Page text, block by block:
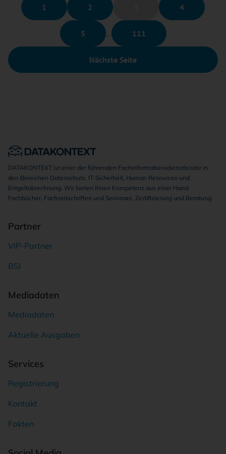
1 2 4
5 … 111
Nächste Seite
DATAKONTEXT ist einer der führenden Fachinformationsdienstleister in
den Bereichen Datenschutz, IT-Sicherheit, Human Resources und
Entgeltabrechnung. Wir bieten Ihnen Kompetenz aus einer Hand:
Fachbücher, Fachzeitschriften und Seminare, Zertifizierung und Beratung.
Partner
VIP-Partner
BSI
Mediadaten
Mediadaten
Aktuelle Ausgaben
Services
Registrierung
Kontakt
Fakten